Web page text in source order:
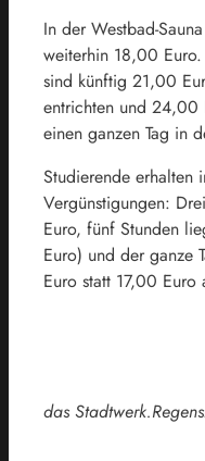
In der Westbad-
weiterhin 18,00
sind künftig 21,00
entrichten und
einen ganzen Tag in
Studierende erhalten
Vergünstigungen:
Euro, fünf Stunden
Euro) und der ganze
Euro statt 17,00 Euro
das